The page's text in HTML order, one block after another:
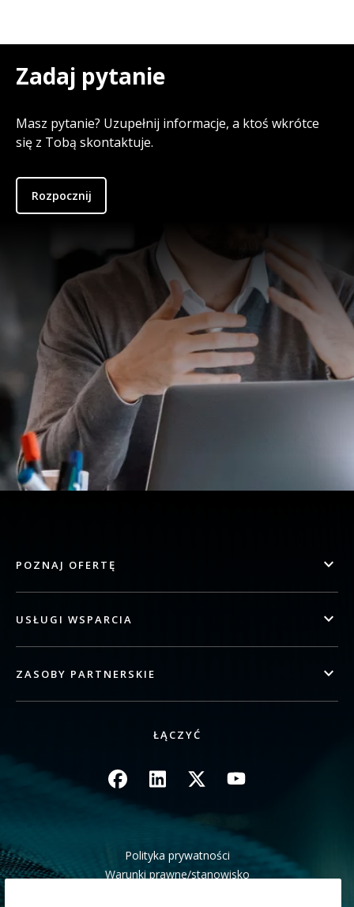
Zadaj pytanie
Masz pytanie? Uzupełnij informacje, a ktoś wkrótce
się z Tobą skontaktuje.
Rozpocznij
POZNAJ OFERTĘ
USŁUGI WSPARCIA
ZASOBY PARTNERSKIE
ŁĄCZYĆ
Obraz Obraz Obraz Obraz
Polityka prywatności
Warunki prawne/stanowisko